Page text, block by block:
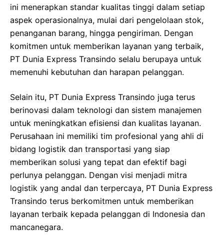
ini menerapkan standar kualitas tinggi dalam setiap
aspek operasionalnya, mulai dari pengelolaan stok,
penanganan barang, hingga pengiriman. Dengan
komitmen untuk memberikan layanan yang terbaik,
PT Dunia Express Transindo selalu berupaya untuk
memenuhi kebutuhan dan harapan pelanggan.
Selain itu, PT Dunia Express Transindo juga terus
berinovasi dalam teknologi dan sistem manajemen
untuk meningkatkan efisiensi dan kualitas layanan.
Perusahaan ini memiliki tim profesional yang ahli di
bidang logistik dan transportasi yang siap
memberikan solusi yang tepat dan efektif bagi
perlunya pelanggan. Dengan visi menjadi mitra
logistik yang andal dan terpercaya, PT Dunia Express
Transindo terus berkomitmen untuk memberikan
layanan terbaik kepada pelanggan di Indonesia dan
mancanegara.